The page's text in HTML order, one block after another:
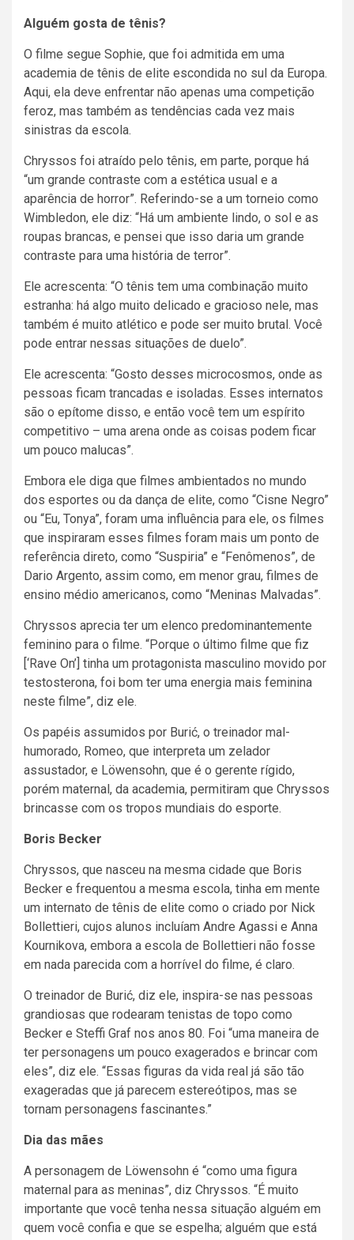
Alguém gosta de tênis?
O filme segue Sophie, que foi admitida em uma
academia de tênis de elite escondida no sul da Europa.
Aqui, ela deve enfrentar não apenas uma competição
feroz, mas também as tendências cada vez mais
sinistras da escola.
Chryssos foi atraído pelo tênis, em parte, porque há
“um grande contraste com a estética usual e a
aparência de horror”. Referindo-se a um torneio como
Wimbledon, ele diz: “Há um ambiente lindo, o sol e as
roupas brancas, e pensei que isso daria um grande
contraste para uma história de terror”.
Ele acrescenta: “O tênis tem uma combinação muito
estranha: há algo muito delicado e gracioso nele, mas
também é muito atlético e pode ser muito brutal. Você
pode entrar nessas situações de duelo”.
Ele acrescenta: “Gosto desses microcosmos, onde as
pessoas ficam trancadas e isoladas. Esses internatos
são o epítome disso, e então você tem um espírito
competitivo – uma arena onde as coisas podem ficar
um pouco malucas”.
Embora ele diga que filmes ambientados no mundo
dos esportes ou da dança de elite, como “Cisne Negro”
ou “Eu, Tonya”, foram uma influência para ele, os filmes
que inspiraram esses filmes foram mais um ponto de
referência direto, como “Suspiria” e “Fenômenos”, de
Dario Argento, assim como, em menor grau, filmes de
ensino médio americanos, como “Meninas Malvadas”.
Chryssos aprecia ter um elenco predominantemente
feminino para o filme. “Porque o último filme que fiz
[‘Rave On’] tinha um protagonista masculino movido por
testosterona, foi bom ter uma energia mais feminina
neste filme”, diz ele.
Os papéis assumidos por Burić, o treinador mal-
humorado, Romeo, que interpreta um zelador
assustador, e Löwensohn, que é o gerente rígido,
porém maternal, da academia, permitiram que Chryssos
brincasse com os tropos mundiais do esporte.
Boris Becker
Chryssos, que nasceu na mesma cidade que Boris
Becker e frequentou a mesma escola, tinha em mente
um internato de tênis de elite como o criado por Nick
Bollettieri, cujos alunos incluíam Andre Agassi e Anna
Kournikova, embora a escola de Bollettieri não fosse
em nada parecida com a horrível do filme, é claro.
O treinador de Burić, diz ele, inspira-se nas pessoas
grandiosas que rodearam tenistas de topo como
Becker e Steffi Graf nos anos 80. Foi “uma maneira de
ter personagens um pouco exagerados e brincar com
eles”, diz ele. “Essas figuras da vida real já são tão
exageradas que já parecem estereótipos, mas se
tornam personagens fascinantes.”
Dia das mães
A personagem de Löwensohn é “como uma figura
maternal para as meninas”, diz Chryssos. “É muito
importante que você tenha nessa situação alguém em
quem você confia e que se espelha; alguém que está